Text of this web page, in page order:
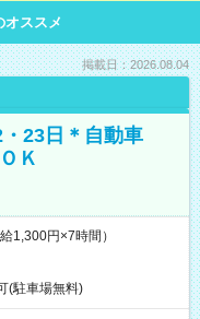
オススメ
掲載日：2026.08.04
・23日＊自動車
Ｋ
1,300円×7時間）
(駐車場無料)